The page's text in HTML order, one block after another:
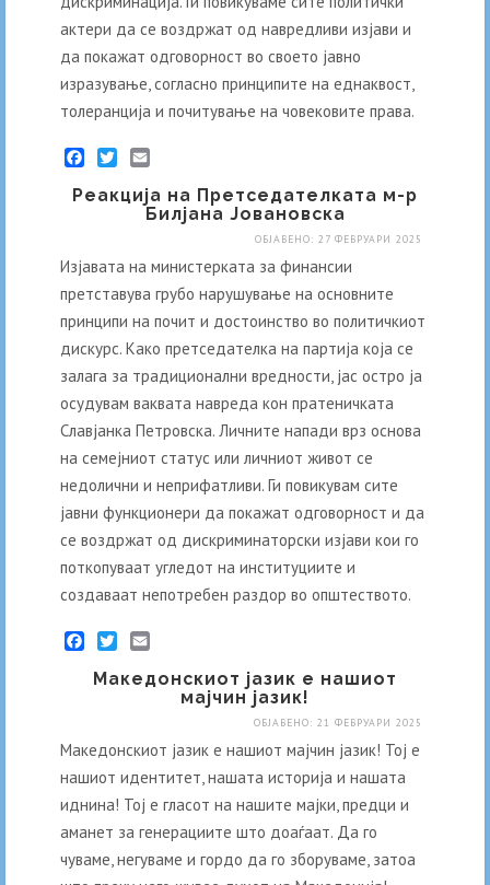
актери да се воздржат од навредливи изјави и
да покажат одговорност во своето јавно
изразување, согласно принципите на еднаквост,
толеранција и почитување на човековите права.
Реакција на Претседателката м-р
Билјана Јовановска
ОБЈАВЕНО: 27 ФЕВРУАРИ 2025
Изјавата на министерката за финансии
претставува грубо нарушување на основните
принципи на почит и достоинство во политичкиот
дискурс. Како претседателка на партија која се
залага за традиционални вредности, јас остро ја
осудувам ваквата навреда кон пратеничката
Славјанка Петровска. Личните напади врз основа
на семејниот статус или личниот живот се
недолични и неприфатливи. Ги повикувам сите
јавни функционери да покажат одговорност и да
се воздржат од дискриминаторски изјави кои го
поткопуваат угледот на институциите и
создаваат непотребен раздор во општеството.
Македонскиот јазик е нашиот
мајчин јазик!
ОБЈАВЕНО: 21 ФЕВРУАРИ 2025
Македонскиот јазик е нашиот мајчин јазик! Тој е
нашиот идентитет, нашата историја и нашата
иднина! Тој е гласот на нашите мајки, предци и
аманет за генерациите што доаѓаат. Да го
чуваме, негуваме и гордо да го зборуваме, затоа